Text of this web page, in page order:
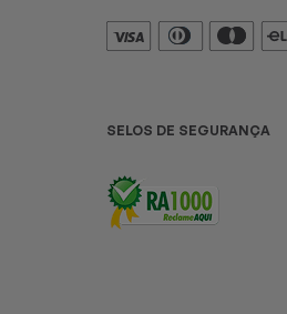
SELOS DE SEGURANÇA